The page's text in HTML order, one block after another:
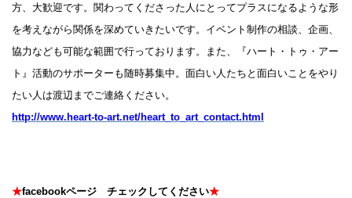
方、大歓迎です。関わってくださった人にとってプラスになるような形
を考えながら関係を深めていきたいです。イベント制作の相談、企画、
協力なども可能な範囲で行っております。また、『ハート・トゥ・アー
ト』活動のサポーターも随時募集中。面白い人たちと面白いことをやり
たい人は渡辺までご連絡ください。
http://www.heart-to-art.net/heart_to_art_contact.html
★facebookページ チェックしてください★